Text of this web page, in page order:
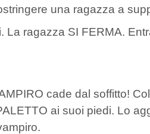
una ragazza a
La ragazza SI FERMA.
cade dal soffitto!
ai suoi piedi. Lo